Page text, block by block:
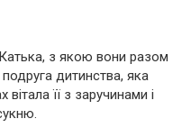
з якою вони разом
дитинства, яка
її з заручинами і